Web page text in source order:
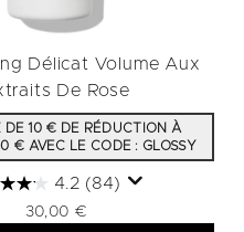
Délicat Volume Aux
De Rose
DE 10 € DE RÉDUCTION À
€ AVEC LE CODE : GLOSSY
4.2 (84)
30,00 €